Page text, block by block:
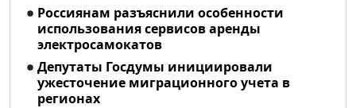
Россиянам разъяснили особенности
использования сервисов аренды
электросамокатов
Депутаты Госдумы инициировали
ужесточение миграционного учета в
регионах